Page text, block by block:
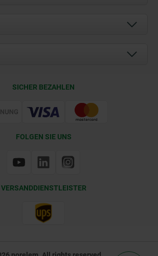
SICHER BEZAHLEN
FOLGEN SIE UNS
VERSANDDIENSTLEISTER